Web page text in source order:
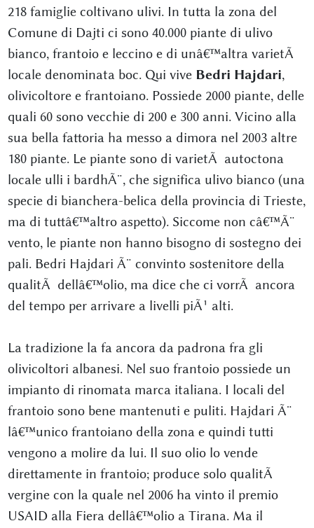
218 famiglie coltivano ulivi. In tutta la zona del
Comune di Dajti ci sono 40.000 piante di ulivo
bianco, frantoio e leccino e di unâ€™altra varietÃ
locale denominata boc. Qui vive Bedri Hajdari,
olivicoltore e frantoiano. Possiede 2000 piante, delle
quali 60 sono vecchie di 200 e 300 anni. Vicino alla
sua bella fattoria ha messo a dimora nel 2003 altre
180 piante. Le piante sono di varietÃ autoctona
locale ulli i bardhÃ¨, che significa ulivo bianco (una
specie di bianchera-belica della provincia di Trieste,
ma di tuttâ€™altro aspetto). Siccome non câ€™Ã¨
vento, le piante non hanno bisogno di sostegno dei
pali. Bedri Hajdari Ã¨ convinto sostenitore della
qualitÃ dellâ€™olio, ma dice che ci vorrÃ ancora
del tempo per arrivare a livelli piÃ¹ alti.
La tradizione la fa ancora da padrona fra gli
olivicoltori albanesi. Nel suo frantoio possiede un
impianto di rinomata marca italiana. I locali del
frantoio sono bene mantenuti e puliti. Hajdari Ã¨
lâ€™unico frantoiano della zona e quindi tutti
vengono a molire da lui. Il suo olio lo vende
direttamente in frantoio; produce solo qualitÃ
vergine con la quale nel 2006 ha vinto il premio
USAID alla Fiera dellâ€™olio a Tirana. Ma il